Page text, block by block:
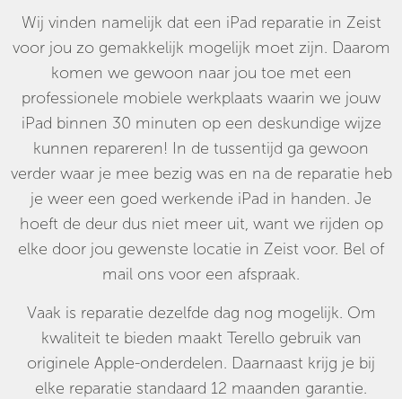
Wij vinden namelijk dat een iPad reparatie in Zeist
voor jou zo gemakkelijk mogelijk moet zijn. Daarom
komen we gewoon naar jou toe met een
professionele mobiele werkplaats waarin we jouw
iPad binnen 30 minuten op een deskundige wijze
kunnen repareren! In de tussentijd ga gewoon
verder waar je mee bezig was en na de reparatie heb
je weer een goed werkende iPad in handen. Je
hoeft de deur dus niet meer uit, want we rijden op
elke door jou gewenste locatie in Zeist voor. Bel of
mail ons voor een afspraak.
Vaak is reparatie dezelfde dag nog mogelijk. Om
kwaliteit te bieden maakt Terello gebruik van
originele Apple-onderdelen. Daarnaast krijg je bij
elke reparatie standaard 12 maanden garantie.